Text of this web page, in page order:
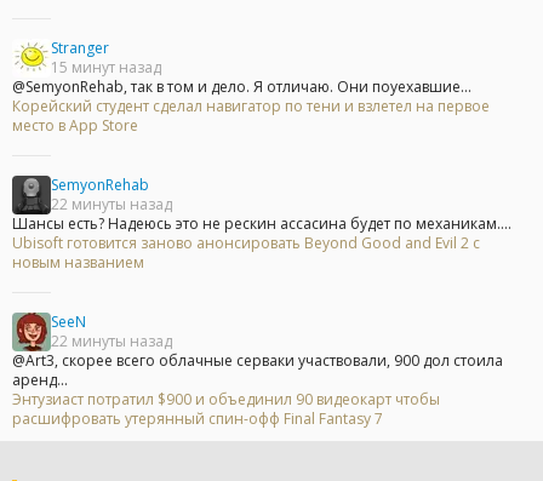
Stranger
15 минут назад
@SemyonRehab, так в том и дело. Я отличаю. Они поуехавшие...
Корейский студент сделал навигатор по тени и взлетел на первое
место в App Store
SemyonRehab
22 минуты назад
Шансы есть? Надеюсь это не рескин ассасина будет по механикам....
Ubisoft готовится заново анонсировать Beyond Good and Evil 2 с
новым названием
SeeN
22 минуты назад
@Art3, скорее всего облачные серваки участвовали, 900 дол стоила
аренд...
Энтузиаст потратил $900 и объединил 90 видеокарт чтобы
расшифровать утерянный спин-офф Final Fantasy 7